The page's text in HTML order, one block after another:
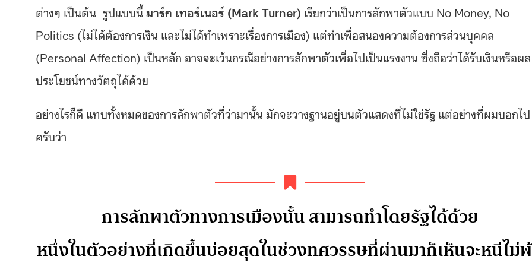
ต่างๆ เป็นต้น รูปแบบนี้มาร์ก เทอร์เนอร์ (Mark Turner) เรียกว่าเป็นการลักพาตัวแบบ No Money, No
Politics (ไม่ได้ต้องการเงิน และไม่ได้ทำเพราะเรื่องการเมือง) แต่ทำเพื่อสนองความต้องการส่วนบุคคล
(Personal Affection) เป็นหลัก อาจจะเว้นกรณีอย่างการลักพาตัวเพื่อไปเป็นแรงงาน ซึ่งถือว่าได้รับเงินหรือผล
ประโยชน์ทางวัตถุได้ด้วย
อย่างไรก็ดี แทบทั้งหมดของการลักพาตัวที่ว่ามานั้น มักจะวางฐานอยู่บนตัวแสดงที่ไม่ใช่รัฐ แต่อย่างที่ผมบอกไป
ครับว่า
การลักพาตัวทางการเมืองนั้น สามารถทำโดยรัฐได้ด้วย
หนึ่งในตัวอย่างที่เกิดขึ้นบ่อยสุดในช่วงทศวรรษที่ผ่านมาก็เห็นจะหนีไม่